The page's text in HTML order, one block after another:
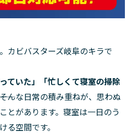
カビバスターズ岐阜のキラで
ていた」「忙しくて寝室の掃除
――そんな日常の積み重ねが、思わぬ
とがあります。寝室は一日のう
る空間です。